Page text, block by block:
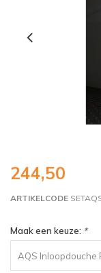
244,50
ARTIKELCODE
Maak een keuze: *
AQS Inloopdouche